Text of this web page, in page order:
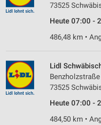
73525
Heute 07:00 -
486,48 km •
Lidl
73525
Heute 07:00 -
484,50 km •
Verwendung von Profilen
personalisierter Werbung
Erstellung von Profilen zur
von Inhalten
Verwendung von Profilen
personalisierter Inhalte
Messung der
Messung der